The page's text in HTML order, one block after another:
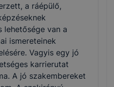
a ráépülő,
lehetősége van a
ismereteinek
Vagyis egy jó
karrierutat
A jó szakembereket